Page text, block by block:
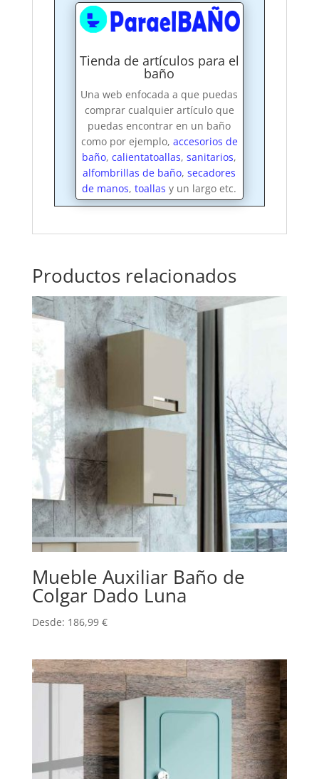
Tienda de artículos para el
baño
Una web enfocada a que puedas
comprar cualquier artículo que
puedas encontrar en un baño
como por ejemplo, accesorios de
baño,calientatoallas,sanitarios,
alfombrillas de baño,secadores
de manos,toallas y un largo etc.
Productos relacionados
Mueble Auxiliar Baño de
Colgar Dado Luna
Desde: 186,99 €